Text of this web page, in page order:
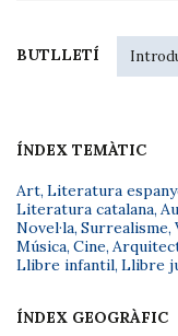
BUTLLETÍ
ÍNDEX TEMÀTIC
Art, Literatura
Literatura catalana,
Novel·la, Surrealisme,
Música, Cine,
Llibre infantil, Llibre
ÍNDEX GEOGRÀFIC